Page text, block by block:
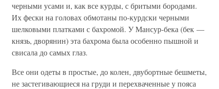
черными усами и, как все курды, с бритыми бородами.
Их фески на головах обмотаны по-курдски черными
шелковыми платками с бахромой. У Мансур-бека (бек —
князь, дворянин) эта бахрома была особенно пышной и
свисала до самых глаз.
Все они одеты в простые, до колен, двубортные бешметы,
не застегивающиеся на груди и перехваченные у пояса